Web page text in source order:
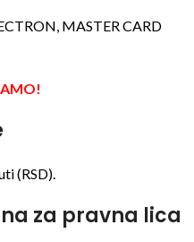
MASTER CARD
(RSD).
za pravna lica